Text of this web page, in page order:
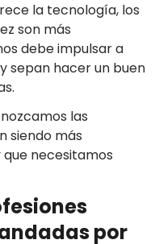
la tecnología, los
son más
debe impulsar a
sepan hacer un buen
las
siendo más
necesitamos
por